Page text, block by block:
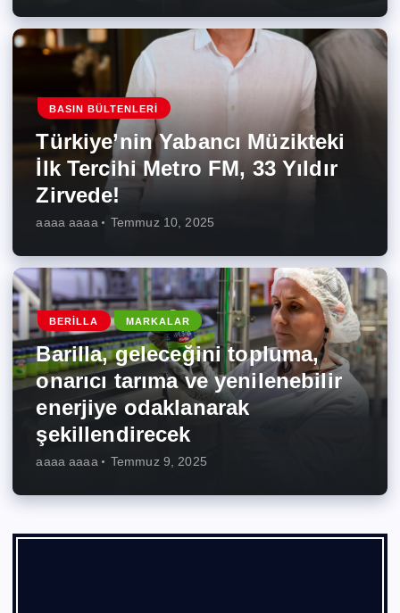
BASIN BÜLTENLERI
Türkiye’nin Yabancı Müzikteki
İlk Tercihi Metro FM, 33 Yıldır
Zirvede!
aaaa aaaa Temmuz 10, 2025
BERILLA MARKALAR
Barilla, geleceğini topluma,
onarıcı tarıma ve yenilenebilir
enerjiye odaklanarak
şekillendirecek
aaaa aaaa Temmuz 9, 2025